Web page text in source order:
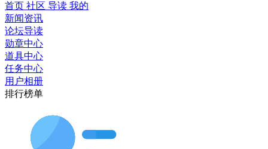
首页 社区 导读 我的
新闻资讯
论坛导读
勋章中心
道具中心
任务中心
用户相册
排行榜单